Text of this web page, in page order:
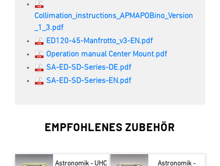
Collimation_instructions_APMAPOBino_Version
_1_3.pdf
ED120-45-Manfrotto_v3-EN.pdf
Operation manual Center Mount.pdf
SA-ED-SD-Series-DE.pdf
SA-ED-SD-Series-EN.pdf
EMPFOHLENES ZUBEHÖR
Astronomik - UHC
Astronomik -